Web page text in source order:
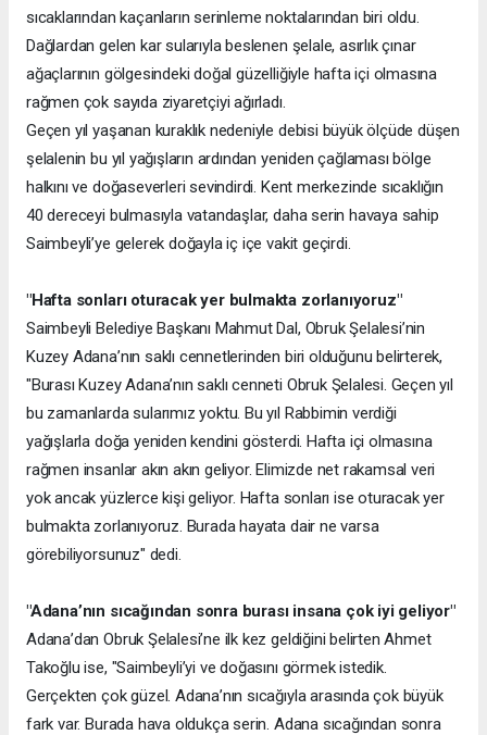
sıcaklarından kaçanların serinleme noktalarından biri oldu.
Dağlardan gelen kar sularıyla beslenen şelale, asırlık çınar
ağaçlarının gölgesindeki doğal güzelliğiyle hafta içi olmasına
rağmen çok sayıda ziyaretçiyi ağırladı.
Geçen yıl yaşanan kuraklık nedeniyle debisi büyük ölçüde düşen
şelalenin bu yıl yağışların ardından yeniden çağlaması bölge
halkını ve doğaseverleri sevindirdi. Kent merkezinde sıcaklığın
40 dereceyi bulmasıyla vatandaşlar, daha serin havaya sahip
Saimbeyli’ye gelerek doğayla iç içe vakit geçirdi.
"Hafta sonları oturacak yer bulmakta zorlanıyoruz"
Saimbeyli Belediye Başkanı Mahmut Dal, Obruk Şelalesi’nin
Kuzey Adana’nın saklı cennetlerinden biri olduğunu belirterek,
"Burası Kuzey Adana’nın saklı cenneti Obruk Şelalesi. Geçen yıl
bu zamanlarda sularımız yoktu. Bu yıl Rabbimin verdiği
yağışlarla doğa yeniden kendini gösterdi. Hafta içi olmasına
rağmen insanlar akın akın geliyor. Elimizde net rakamsal veri
yok ancak yüzlerce kişi geliyor. Hafta sonları ise oturacak yer
bulmakta zorlanıyoruz. Burada hayata dair ne varsa
görebiliyorsunuz" dedi.
"Adana’nın sıcağından sonra burası insana çok iyi geliyor"
Adana’dan Obruk Şelalesi’ne ilk kez geldiğini belirten Ahmet
Takoğlu ise, "Saimbeyli’yi ve doğasını görmek istedik.
Gerçekten çok güzel. Adana’nın sıcağıyla arasında çok büyük
fark var. Burada hava oldukça serin. Adana sıcağından sonra